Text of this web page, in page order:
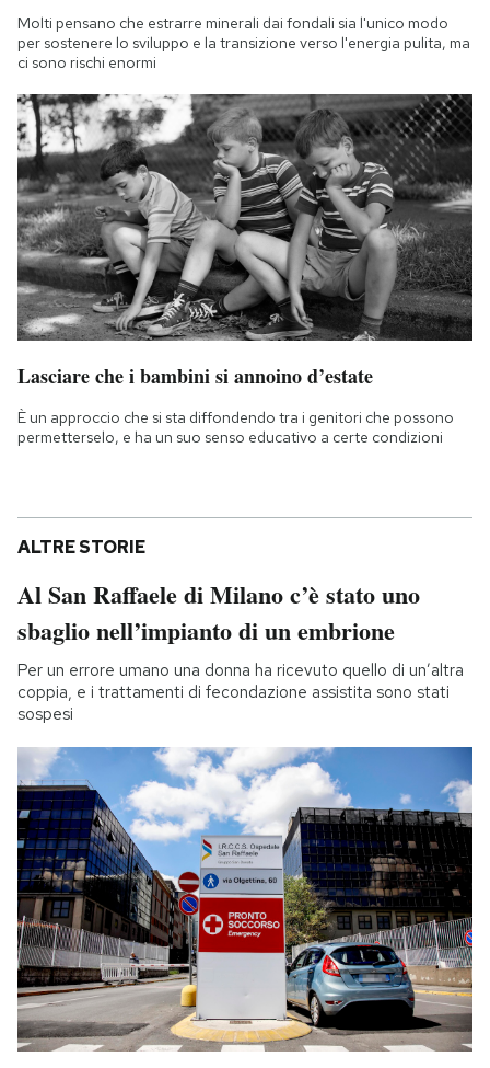
Molti pensano che estrarre minerali dai fondali sia l'unico modo
per sostenere lo sviluppo e la transizione verso l'energia pulita, ma
ci sono rischi enormi
Lasciare che i bambini si annoino d’estate
È un approccio che si sta diffondendo tra i genitori che possono
permetterselo, e ha un suo senso educativo a certe condizioni
ALTRE STORIE
Al San Raffaele di Milano c’è stato uno
sbaglio nell’impianto di un embrione
Per un errore umano una donna ha ricevuto quello di un’altra
coppia, e i trattamenti di fecondazione assistita sono stati
sospesi